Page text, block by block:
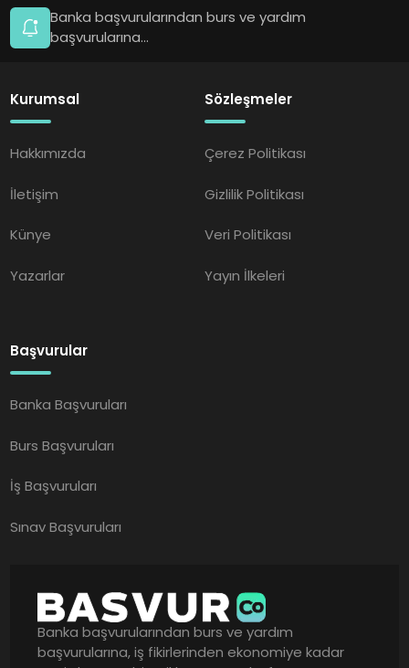
Banka başvurularından burs ve yardım
başvurularına...
Kurumsal
Hakkımızda
İletişim
Künye
Yazarlar
Sözleşmeler
Çerez Politikası
Gizlilik Politikası
Veri Politikası
Yayın İlkeleri
Başvurular
Banka Başvuruları
Burs Başvuruları
İş Başvuruları
Sınav Başvuruları
Banka başvurularından burs ve yardım
başvurularına, iş fikirlerinden ekonomiye kadar